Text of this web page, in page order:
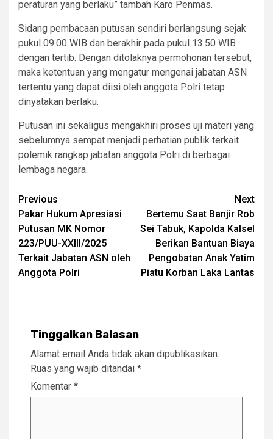
peraturan yang berlaku” tambah Karo Penmas.
Sidang pembacaan putusan sendiri berlangsung sejak
pukul 09.00 WIB dan berakhir pada pukul 13.50 WIB
dengan tertib. Dengan ditolaknya permohonan tersebut,
maka ketentuan yang mengatur mengenai jabatan ASN
tertentu yang dapat diisi oleh anggota Polri tetap
dinyatakan berlaku.
Putusan ini sekaligus mengakhiri proses uji materi yang
sebelumnya sempat menjadi perhatian publik terkait
polemik rangkap jabatan anggota Polri di berbagai
lembaga negara.
Post
navigation
Previous
Pakar Hukum Apresiasi
Putusan MK Nomor
223/PUU-XXIII/2025
Terkait Jabatan ASN oleh
Anggota Polri
Next
Bertemu Saat Banjir Rob
Sei Tabuk, Kapolda Kalsel
Berikan Bantuan Biaya
Pengobatan Anak Yatim
Piatu Korban Laka Lantas
Tinggalkan Balasan
Alamat email Anda tidak akan dipublikasikan.
Ruas yang wajib ditandai *
Komentar *